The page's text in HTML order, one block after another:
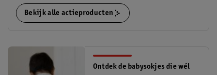
Bekijk alle actieproducten
Ontdek de babysokjes die wél